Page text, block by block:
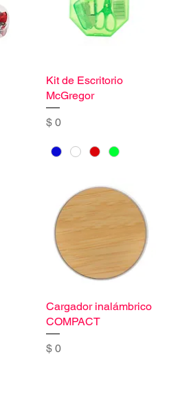
Kit de Escritorio
McGregor
Precio
$ 0
Cargador inalámbrico
COMPACT
Precio
$ 0